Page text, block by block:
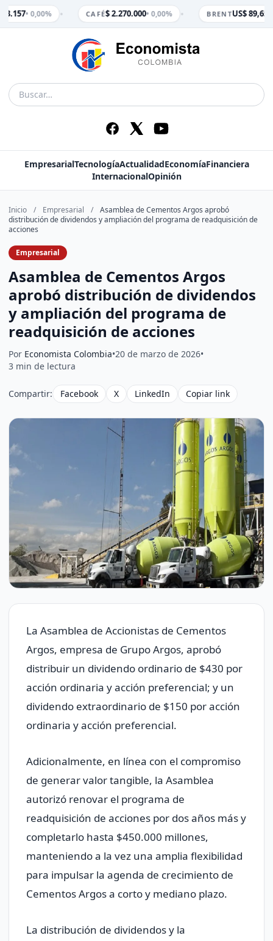
3.157• 0,00% CAFÉ$ 2.270.000• 0,00% BRENT US$ 89,65•
EmpresarialTecnologíaActualidadEconomíaFinanciera
InternacionalOpinión
Inicio / Empresarial /
Asamblea de Cementos Argos aprobó
distribución de dividendos y ampliación del programa de readquisición de
acciones
Empresarial
Asamblea de Cementos Argos
aprobó distribución de dividendos
y ampliación del programa de
readquisición de acciones
Por Economista Colombia•20 de marzo de 2026•
3 min de lectura
Compartir: Facebook X LinkedIn Copiar link
La Asamblea de Accionistas de Cementos
Argos, empresa de Grupo Argos, aprobó
distribuir un dividendo ordinario de $430 por
acción ordinaria y acción preferencial; y un
dividendo extraordinario de $150 por acción
ordinaria y acción preferencial.
Adicionalmente, en línea con el compromiso
de generar valor tangible, la Asamblea
autorizó renovar el programa de
readquisición de acciones por dos años más y
completarlo hasta $450.000 millones,
manteniendo a la vez una amplia flexibilidad
para impulsar la agenda de crecimiento de
Cementos Argos a corto y mediano plazo.
La distribución de dividendos y la